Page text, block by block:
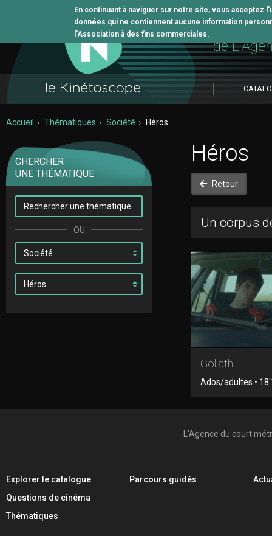
En continuant à naviguer sur notre site, vous
données qui ne contiennent aucune information
l’Association à des fins commerciales. L'outil
de
Accueil Thématiques Société Héros
CHERCHER
UNE THÉMATIQUE
Héros
Retour
Un corpus
Goliath
Ados/adultes •
L'Agence du court
Explorer le catalogue
Questions de cinéma
Thématiques
Parcours guidés